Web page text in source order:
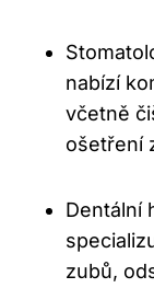
nabízí
včetně
ošetření
Dentální
zubů,